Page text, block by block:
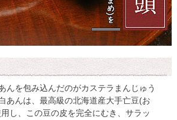
んを包み込んだのがカステラまんじゅう
あんは、最高級の北海道産大手亡豆(お
し、この豆の皮を完全にむき、サラッ